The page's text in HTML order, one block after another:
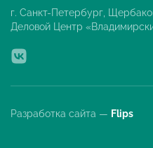
г. Санкт-Петербург,
Деловой Центр
Разработка сайта — Flips